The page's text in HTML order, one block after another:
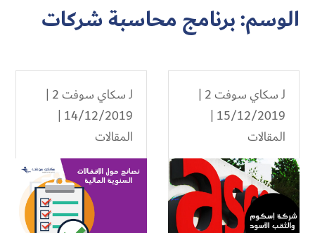
الوسم:برنامج محاسبة شركات
لـسكاي سوفت 2
|
15/12/2019 |
المقالات
لـسكاي سوفت 2
|
14/12/2019 |
المقالات